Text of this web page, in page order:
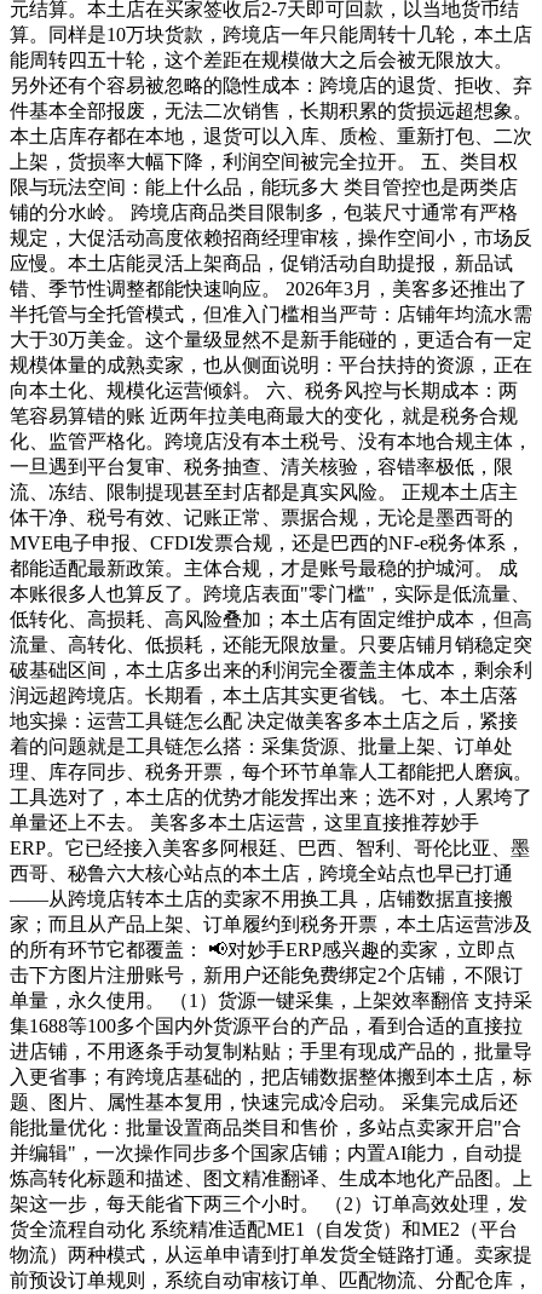
元结算。本土店在买家签收后2-7天即可回款，以当地货币结
算。同样是10万块货款，跨境店一年只能周转十几轮，本土店
能周转四五十轮，这个差距在规模做大之后会被无限放大。
另外还有个容易被忽略的隐性成本：跨境店的退货、拒收、弃
件基本全部报废，无法二次销售，长期积累的货损远超想象。
本土店库存都在本地，退货可以入库、质检、重新打包、二次
上架，货损率大幅下降，利润空间被完全拉开。 五、类目权
限与玩法空间：能上什么品，能玩多大 类目管控也是两类店
铺的分水岭。 跨境店商品类目限制多，包装尺寸通常有严格
规定，大促活动高度依赖招商经理审核，操作空间小，市场反
应慢。本土店能灵活上架商品，促销活动自助提报，新品试
错、季节性调整都能快速响应。 2026年3月，美客多还推出了
半托管与全托管模式，但准入门槛相当严苛：店铺年均流水需
大于30万美金。这个量级显然不是新手能碰的，更适合有一定
规模体量的成熟卖家，也从侧面说明：平台扶持的资源，正在
向本土化、规模化运营倾斜。 六、税务风控与长期成本：两
笔容易算错的账 近两年拉美电商最大的变化，就是税务合规
化、监管严格化。跨境店没有本土税号、没有本地合规主体，
一旦遇到平台复审、税务抽查、清关核验，容错率极低，限
流、冻结、限制提现甚至封店都是真实风险。 正规本土店主
体干净、税号有效、记账正常、票据合规，无论是墨西哥的
MVE电子申报、CFDI发票合规，还是巴西的NF-e税务体系，
都能适配最新政策。主体合规，才是账号最稳的护城河。 成
本账很多人也算反了。跨境店表面"零门槛"，实际是低流量、
低转化、高损耗、高风险叠加；本土店有固定维护成本，但高
流量、高转化、低损耗，还能无限放量。只要店铺月销稳定突
破基础区间，本土店多出来的利润完全覆盖主体成本，剩余利
润远超跨境店。长期看，本土店其实更省钱。 七、本土店落
地实操：运营工具链怎么配 决定做美客多本土店之后，紧接
着的问题就是工具链怎么搭：采集货源、批量上架、订单处
理、库存同步、税务开票，每个环节单靠人工都能把人磨疯。
工具选对了，本土店的优势才能发挥出来；选不对，人累垮了
单量还上不去。 美客多本土店运营，这里直接推荐妙手
ERP。它已经接入美客多阿根廷、巴西、智利、哥伦比亚、墨
西哥、秘鲁六大核心站点的本土店，跨境全站点也早已打通
——从跨境店转本土店的卖家不用换工具，店铺数据直接搬
家；而且从产品上架、订单履约到税务开票，本土店运营涉及
的所有环节它都覆盖： 📢对妙手ERP感兴趣的卖家，立即点
击下方图片注册账号，新用户还能免费绑定2个店铺，不限订
单量，永久使用。 （1）货源一键采集，上架效率翻倍 支持采
集1688等100多个国内外货源平台的产品，看到合适的直接拉
进店铺，不用逐条手动复制粘贴；手里有现成产品的，批量导
入更省事；有跨境店基础的，把店铺数据整体搬到本土店，标
题、图片、属性基本复用，快速完成冷启动。 采集完成后还
能批量优化：批量设置商品类目和售价，多站点卖家开启"合
并编辑"，一次操作同步多个国家店铺；内置AI能力，自动提
炼高转化标题和描述、图文精准翻译、生成本地化产品图。上
架这一步，每天能省下两三个小时。 （2）订单高效处理，发
货全流程自动化 系统精准适配ME1（自发货）和ME2（平台
物流）两种模式，从运单申请到打单发货全链路打通。卖家提
前预设订单规则，系统自动审核订单、匹配物流、分配仓库，